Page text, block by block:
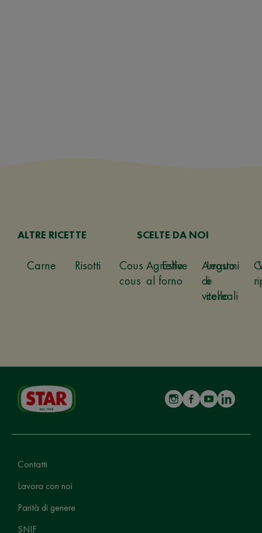
ALTRE RICETTE
Carne Risotti
Cous
cous
Estive
Legumi
e
cereali
SCELTE DA NOI
Agnello
al forno
Arrosto
di
vitello
Contatti
Lavora con noi
Parità di genere
SNIF